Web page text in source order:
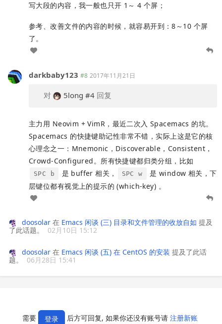
写大段的内容，我一般也只开 1～ 4 个屏；
参考、改善文件的内容的时候，就容易开到：8～10 个屏
了。
darkbaby123 #8 2017年11月21日
对 5long #4 回复
主力用 Neovim + VimR，最近二次入 Spacemacs 的坑。
Spacemacs 的快捷键助记性非常不错，实际上这是它的核
心理念之一：Mnemonic，Discoverable，Consistent，
Crowd-Configured。所有快捷键都归类分组，比如
SPC b 是 buffer 相关， SPC w
是 window 相关，下
层键位都有视觉上的提示的 (which-key) 。
doosolar 在 Emacs 闲谈 (三) 目录和文件管理的收放自如 提及
了此话题。
02月10日 15:12
doosolar 在 Emacs 闲谈 (五) 在 CentOS 的安装 提及了此话
题。
06月28日 15:41
需要 登录 后方可回复, 如果你还没有账号请 注册新账